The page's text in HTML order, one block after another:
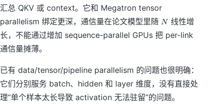
汇总 QKV 或 context。它和 Megatron tensor
parallelism 绑定更深，通信量在论文模型里随 N
N 线性增
长，不能通过增加 sequence-parallel GPUs 把 per-link
通信量摊薄。
已有 data/tensor/pipeline parallelism 的问题也很明确：
它们分别服务 batch、hidden 和 layer 维度，没有直接处
理“单个样本太长导致 activation 无法驻留”的问题。